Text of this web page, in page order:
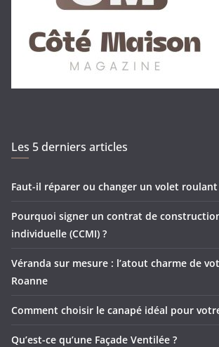
Les 5 derniers articles
Faut-il réparer ou changer un volet
Pourquoi signer un contrat de
individuelle (CCMI) ?
Véranda sur mesure : l’atout charme de
Roanne
Comment choisir le canapé idéal pour
Qu’est-ce qu’une Façade Ventilée ?